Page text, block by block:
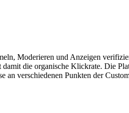
Moderieren und Anzeigen
damit die organische Klickrate. Die
an verschiedenen Punkten der